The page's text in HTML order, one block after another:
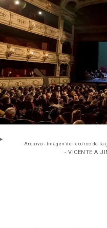
Archivo - Imagen de recurso de
- VICENTE